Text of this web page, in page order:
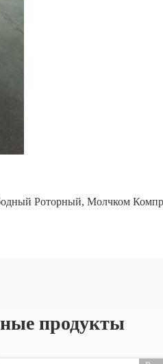
Роторный, Молчком
продукты